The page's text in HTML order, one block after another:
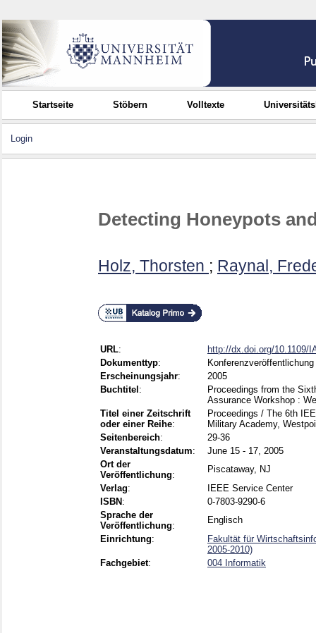
Startseite Stöbern Volltexte
Login
Detecting Honeypots
Holz, Thorsten ; Raynal,
URL:
http://dx.doi.org/10.1109/
Dokumenttyp:
Konferenzveröffentlichung
Erscheinungsjahr:
2005
Buchtitel :
Proceedings from the
Assurance Workshop :
Titel einer Zeitschrift
oder einer Reihe:
Proceedings / The 6th
Military Academy,
Seitenbereich:
29-36
Veranstaltungsdatum:
June 15 - 17, 2005
Ort der
Veröffentlichung:
Piscataway, NJ
Verlag:
IEEE Service Center
ISBN :
0-7803-9290-6
Sprache der
Veröffentlichung:
Englisch
Einrichtung:
Fakultät für
2005-2010)
Fachgebiet: 004 Informatik